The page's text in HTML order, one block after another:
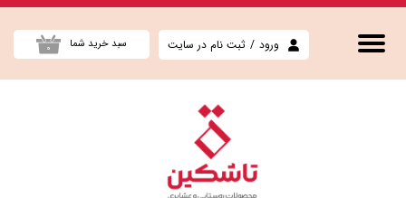
ورود / ثبت نام در سایت
حساب کاربری من
تغییر گذر واژه
خروج از حساب کاربری
۰ سبد خرید شما